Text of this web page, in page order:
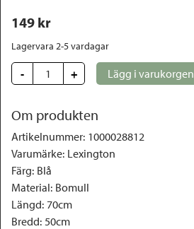
149 kr
Lagervara 2-5 vardagar
- + Lägg i varukorgen
Om produkten
Artikelnummer: 1000028812
Varumärke: Lexington
Färg: Blå
Material: Bomull
Längd: 70cm
Bredd: 50cm